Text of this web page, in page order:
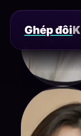
Ghép đôi
Aoi